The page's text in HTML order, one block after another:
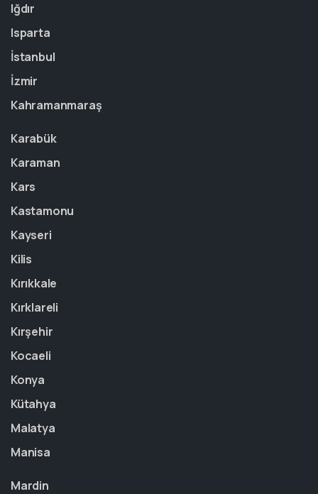
Iğdır
Isparta
İstanbul
İzmir
Kahramanmaraş
Karabük
Karaman
Kars
Kastamonu
Kayseri
Kilis
Kırıkkale
Kırklareli
Kırşehir
Kocaeli
Konya
Kütahya
Malatya
Manisa
Mardin